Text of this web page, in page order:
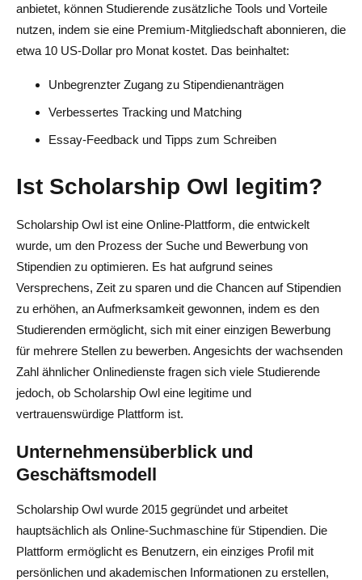
anbietet, können Studierende zusätzliche Tools und Vorteile
nutzen, indem sie eine Premium-Mitgliedschaft abonnieren, die
etwa 10 US-Dollar pro Monat kostet. Das beinhaltet:
Unbegrenzter Zugang zu Stipendienanträgen
Verbessertes Tracking und Matching
Essay-Feedback und Tipps zum Schreiben
Ist Scholarship Owl legitim?
Scholarship Owl ist eine Online-Plattform, die entwickelt
wurde, um den Prozess der Suche und Bewerbung von
Stipendien zu optimieren. Es hat aufgrund seines
Versprechens, Zeit zu sparen und die Chancen auf Stipendien
zu erhöhen, an Aufmerksamkeit gewonnen, indem es den
Studierenden ermöglicht, sich mit einer einzigen Bewerbung
für mehrere Stellen zu bewerben. Angesichts der wachsenden
Zahl ähnlicher Onlinedienste fragen sich viele Studierende
jedoch, ob Scholarship Owl eine legitime und
vertrauenswürdige Plattform ist.
Unternehmensüberblick und
Geschäftsmodell
Scholarship Owl wurde 2015 gegründet und arbeitet
hauptsächlich als Online-Suchmaschine für Stipendien. Die
Plattform ermöglicht es Benutzern, ein einziges Profil mit
persönlichen und akademischen Informationen zu erstellen,